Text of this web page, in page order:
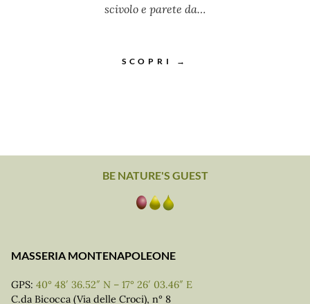
scivolo e parete da…
SCOPRI →
BE NATURE'S GUEST
MASSERIA MONTENAPOLEONE
GPS: 40° 48′ 36.52″ N – 17° 26′ 03.46″ E
C.da Bicocca (Via delle Croci), n° 8